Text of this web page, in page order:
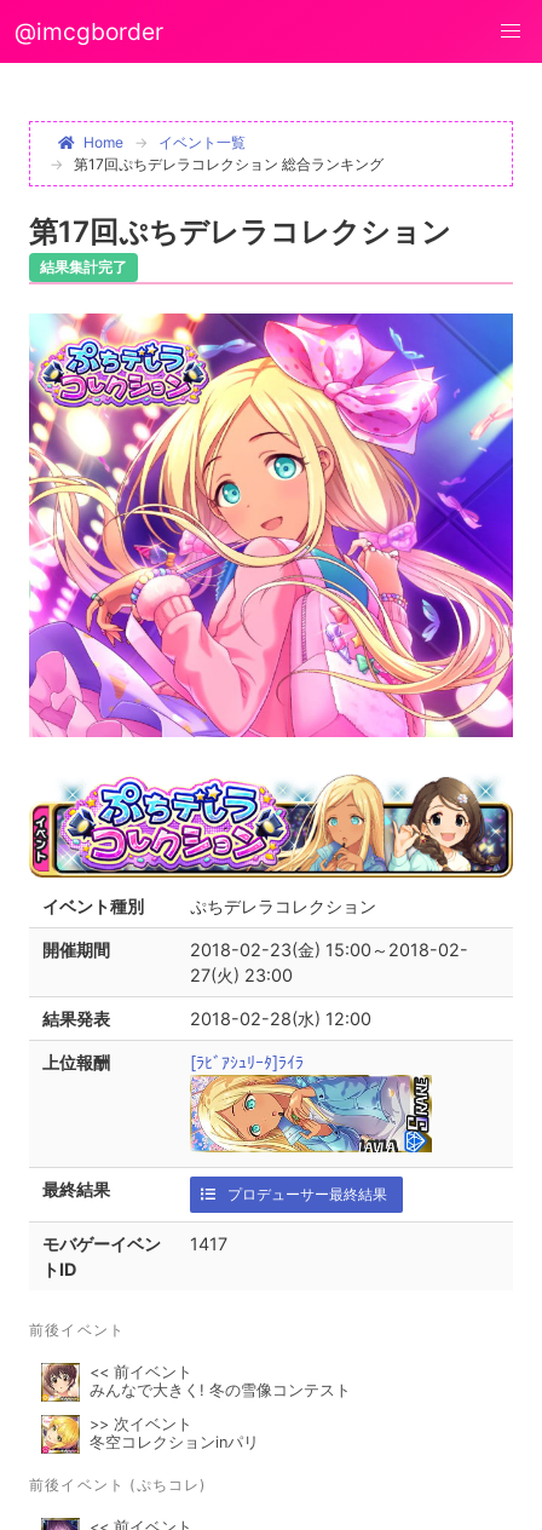
@imcgborder
Home
イベント一覧
第17回ぷちデレラコレクション 総合ランキング
第17回ぷちデレラコレクション
結果集計完了
イベント種別 ぷちデレラコレクション
開催期間
2018-02-23(金) 15:00～2018-02-
27(火) 23:00
結果発表 2018-02-28(水) 12:00
上位報酬 [ﾗﾋﾞｱｼｭﾘｰﾀ]ﾗｲﾗ
最終結果 プロデューサー最終結果
モバゲーイベン
トID
1417
前後イベント
<< 前イベント
みんなで大きく! 冬の雪像コンテスト
>> 次イベント
冬空コレクションinパリ
前後イベント (ぷちコレ)